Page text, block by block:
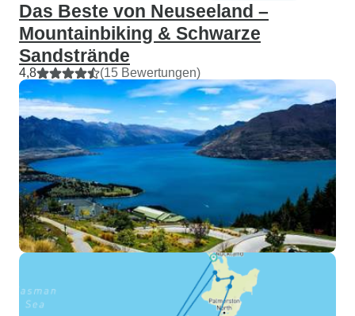
Das Beste von Neuseeland –
Mountainbiking & Schwarze
Sandstrände
4,8 (15 Bewertungen)